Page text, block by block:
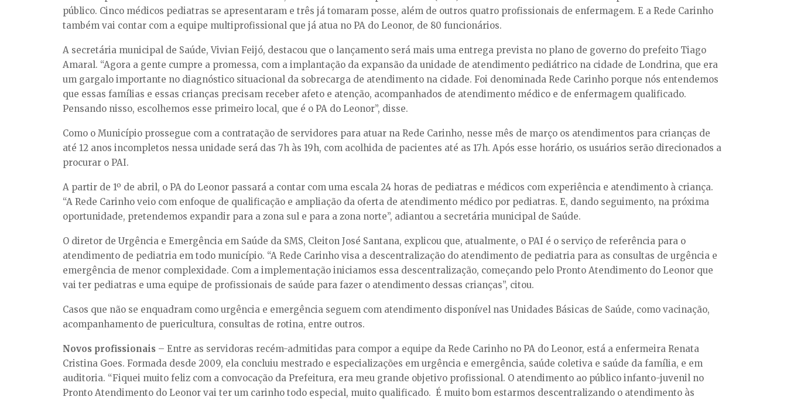
público. Cinco médicos pediatras se apresentaram e três já tomaram posse, além de outros quatro profissionais de enfermagem. E a Rede Carinho
também vai contar com a equipe multiprofissional que já atua no PA do Leonor, de 80 funcionários.
A secretária municipal de Saúde, Vivian Feijó, destacou que o lançamento será mais uma entrega prevista no plano de governo do prefeito Tiago
Amaral. “Agora a gente cumpre a promessa, com a implantação da expansão da unidade de atendimento pediátrico na cidade de Londrina, que era
um gargalo importante no diagnóstico situacional da sobrecarga de atendimento na cidade. Foi denominada Rede Carinho porque nós entendemos
que essas famílias e essas crianças precisam receber afeto e atenção, acompanhados de atendimento médico e de enfermagem qualificado.
Pensando nisso, escolhemos esse primeiro local, que é o PA do Leonor”, disse.
Como o Município prossegue com a contratação de servidores para atuar na Rede Carinho, nesse mês de março os atendimentos para crianças de
até 12 anos incompletos nessa unidade será das 7h às 19h, com acolhida de pacientes até as 17h. Após esse horário, os usuários serão direcionados a
procurar o PAI.
A partir de 1º de abril, o PA do Leonor passará a contar com uma escala 24 horas de pediatras e médicos com experiência e atendimento à criança.
“A Rede Carinho veio com enfoque de qualificação e ampliação da oferta de atendimento médico por pediatras. E, dando seguimento, na próxima
oportunidade, pretendemos expandir para a zona sul e para a zona norte”, adiantou a secretária municipal de Saúde.
O diretor de Urgência e Emergência em Saúde da SMS, Cleiton José Santana, explicou que, atualmente, o PAI é o serviço de referência para o
atendimento de pediatria em todo município. “A Rede Carinho visa a descentralização do atendimento de pediatria para as consultas de urgência e
emergência de menor complexidade. Com a implementação iniciamos essa descentralização, começando pelo Pronto Atendimento do Leonor que
vai ter pediatras e uma equipe de profissionais de saúde para fazer o atendimento dessas crianças”, citou.
Casos que não se enquadram como urgência e emergência seguem com atendimento disponível nas Unidades Básicas de Saúde, como vacinação,
acompanhamento de puericultura, consultas de rotina, entre outros.
Novos profissionais – Entre as servidoras recém-admitidas para compor a equipe da Rede Carinho no PA do Leonor, está a enfermeira Renata
Cristina Goes. Formada desde 2009, ela concluiu mestrado e especializações em urgência e emergência, saúde coletiva e saúde da família, e em
auditoria. “Fiquei muito feliz com a convocação da Prefeitura, era meu grande objetivo profissional. O atendimento ao público infanto-juvenil no
Pronto Atendimento do Leonor vai ter um carinho todo especial, muito qualificado. É muito bom estarmos descentralizando o atendimento às